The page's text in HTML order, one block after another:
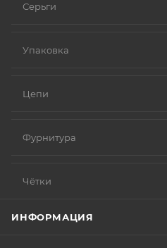
Серьги
Упаковка
Цепи
Фурнитура
Чётки
ИНФОРМАЦИЯ